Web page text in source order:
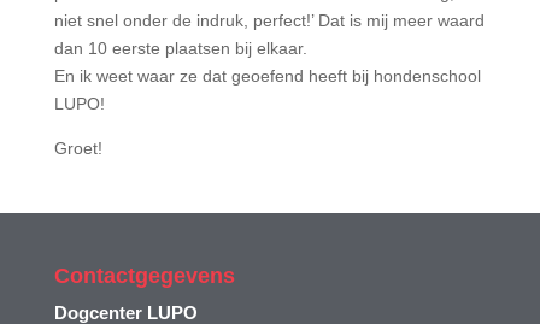
niet snel onder de indruk, perfect!’ Dat is mij meer waard
dan 10 eerste plaatsen bij elkaar.
En ik weet waar ze dat geoefend heeft bij hondenschool
LUPO!
Groet!
Contactgegevens
Dogcenter LUPO